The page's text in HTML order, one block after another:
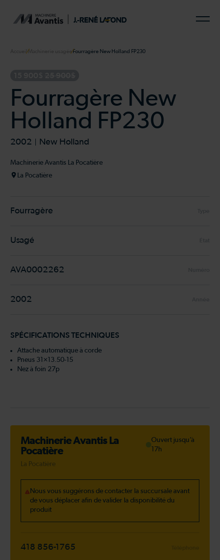
AccueilMachinerie usagéeFourragère New Holland FP230
Fourragère New
Holland FP230
2002 New Holland
Machinerie Avantis La Pocatière
La Pocatière
Fourragère
Usagé
AVA0002262
2002
SPÉCIFICATIONS TECHNIQUES
Attache automatique à corde
Pneus 31×13.50-15
Nez à foin 27p
Machinerie Avantis La
Pocatière
La Pocatière
Ouvert jusqu’à
17h
Nous vous suggérons de contacter la succursale avant
de vous déplacer afin de valider la disponibilité du
produit
418 856-1765